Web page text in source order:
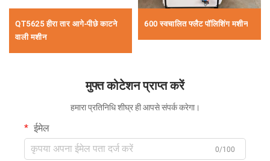
QT5625 हीरा तार आगे-पीछे काटने
वाली मशीन
600 स्वचालित फ्लैट पॉलिशिंग मशीन
मुफ्त कोटेशन प्राप्त करें
हमारा प्रतिनिधि शीघ्र ही आपसे संपर्क करेगा।
ईमेल
0/100